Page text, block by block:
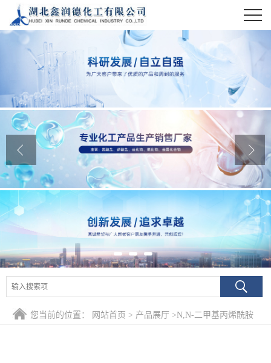
公司首页
公司介绍
公司动态
产品展厅
证书荣誉
联系方式
在线留言
您当前的位置： 网站首页 > 产品展厅 >N,N-二甲基丙烯酰胺